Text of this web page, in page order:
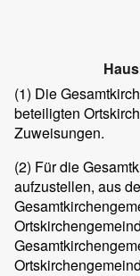
(1) Die
beteiligten
Zuweisungen.
(2) Für die
aufzustellen, aus